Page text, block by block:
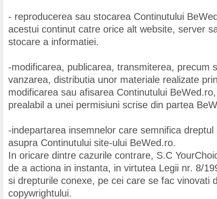
- reproducerea sau stocarea Continutului
acestui continut catre orice alt website, server
stocare a informatiei.
-modificarea, publicarea, transmiterea, precum
vanzarea, distributia unor materiale realizate
modificarea sau afisarea Continutului
prealabil a unei permisiuni scrise din partea
-indepartarea insemnelor care semnifica
asupra Continutului site-ului BeWed.ro.
In oricare dintre cazurile contrare, S.C
de a actiona in instanta, in virtutea Legii nr. 8/
si drepturile conexe, pe cei care se fac vinovati
copywrightului.